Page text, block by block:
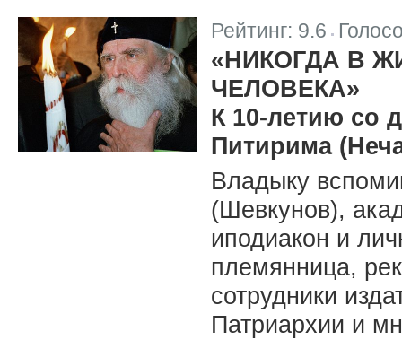
Рейтинг: 9.6
«НИКОГДА В
ЧЕЛОВЕКА»
К 10-летию со
Питирима
Владыку
(Шевкунов),
иподиакон и
племянница,
сотрудники
Патриархии и